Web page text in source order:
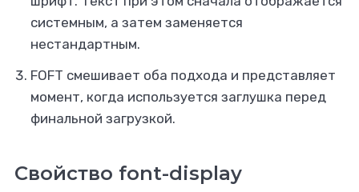
системным, а затем заменяется
нестандартным.
FOFT смешивает оба подхода и представляет
момент, когда используется заглушка перед
финальной загрузкой.
Свойство font-display